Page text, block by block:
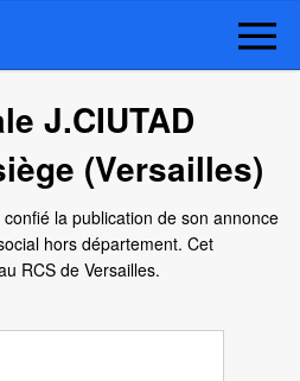
J.CIUTAD
(Versailles)
confié la publication de son annonce
hors département. Cet
RCS de Versailles.